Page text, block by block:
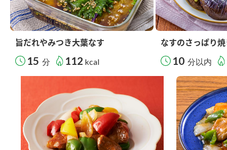
旨だれやみつき大葉なす
15 分 112 kcal
なすのさっぱり
10 分以内